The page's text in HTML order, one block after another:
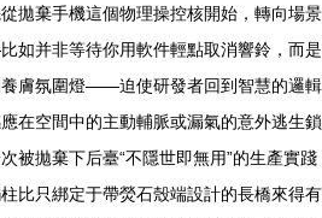
拋棄手機這個物理操控核開始，轉向場景
如并非等待你用軟件輕點取消響鈴，而是
膚氛圍燈——迫使研發者回到智慧的邏輯
在空間中的主動輔脈或漏氣的意外逃生鎖
被拋棄下后臺“不隱世即無用”的生產實踐
比只綁定于帶熒石殼端設計的長橋來得有